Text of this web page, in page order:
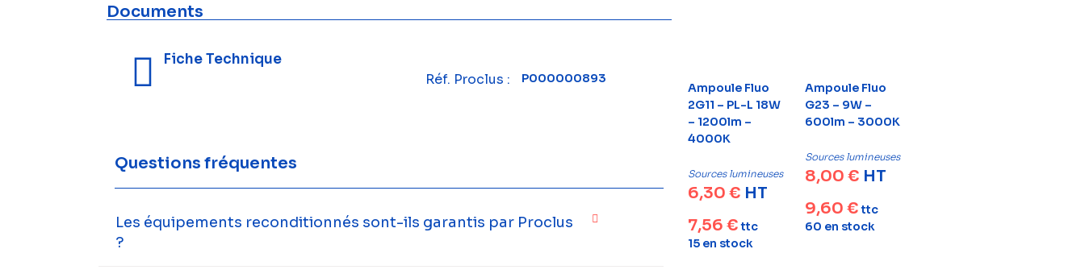
Documents
Fiche Technique
Réf. Proclus :
P000000893
Questions fréquentes
Les équipements reconditionnés sont-ils garantis par Proclus
?
Ampoule Fluo
2G11 – PL-L 18W
– 1200lm –
4000K
Sources lumineuses
6,30 € HT
7,56 €ttc
15 en stock
Ampoule Fluo
G23 – 9W –
600lm – 3000K
Sources lumineuses
8,00 € HT
9,60 €ttc
60 en stock